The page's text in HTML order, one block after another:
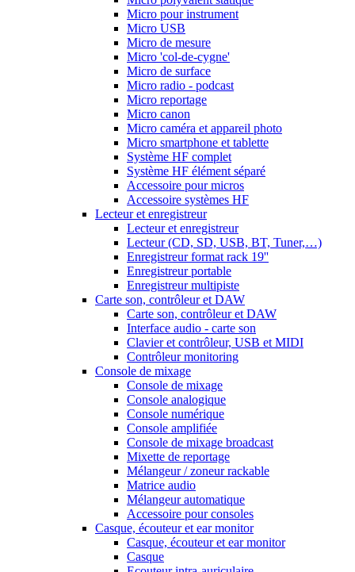
Micro pour instrument
Micro USB
Micro de mesure
Micro 'col-de-cygne'
Micro de surface
Micro radio - podcast
Micro reportage
Micro canon
Micro caméra et appareil photo
Micro smartphone et tablette
Système HF complet
Système HF élément séparé
Accessoire pour micros
Accessoire systèmes HF
Lecteur et enregistreur
Lecteur et enregistreur
Lecteur (CD, SD, USB, BT, Tuner,…)
Enregistreur format rack 19''
Enregistreur portable
Enregistreur multipiste
Carte son, contrôleur et DAW
Carte son, contrôleur et DAW
Interface audio - carte son
Clavier et contrôleur, USB et MIDI
Contrôleur monitoring
Console de mixage
Console de mixage
Console analogique
Console numérique
Console amplifiée
Console de mixage broadcast
Mixette de reportage
Mélangeur / zoneur rackable
Matrice audio
Mélangeur automatique
Accessoire pour consoles
Casque, écouteur et ear monitor
Casque, écouteur et ear monitor
Casque